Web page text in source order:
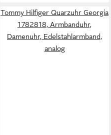
Tommy Hilfiger Quarzuhr Georgia
1782818, Armbanduhr,
Damenuhr, Edelstahlarmband,
analog